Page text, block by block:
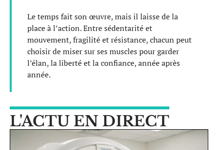
Le temps fait son œuvre, mais il laisse de la
place à l’action. Entre sédentarité et
mouvement, fragilité et résistance, chacun peut
choisir de miser sur ses muscles pour garder
l’élan, la liberté et la confiance, année après
année.
L'ACTU EN DIRECT